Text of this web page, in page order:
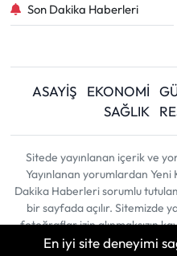
Son Dakika Haberleri
ASAYİŞ EKONOMİ
SAĞLIK
Sitede yayınlanan içerik ve
Yayınlanan yorumlardan Yeni
Dakika Haberleri sorumlu
bir sayfada açılır. Sitemizde
fotoğraflar izin alınmaksızın
ortamda
En iyi site deneyimi